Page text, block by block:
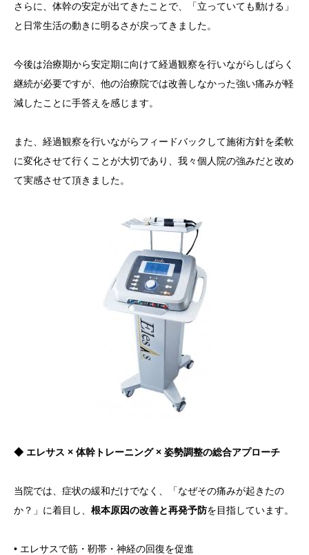
さらに、体幹の安定が出てきたことで、「立っていても動ける」
と日常生活の動きに明るさが戻ってきました。
今後は治療期から安定期に向けて経過観察を行いながらしばらく
継続が必要ですが、他の治療院では改善しなかった強い痛みが軽
減したことに手答えを感じます。
また、経過観察を行いながらフィードバックして施術方針を柔軟
に変化させて行くことが大切であり、我々個人院の強みだと改め
て実感させて頂きました。
◆ エレサス × 体幹トレーニング × 姿勢調整の総合アプローチ
当院では、症状の緩和だけでなく、「なぜその痛みが起きたの
か？」に着目し、 根本原因の改善と再発予防を目指しています。
• エレサスで筋・靭帯・神経の回復を促進